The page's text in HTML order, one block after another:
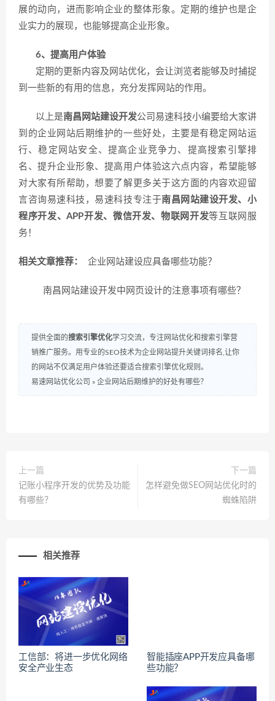
展的动向，进而影响企业的整体形象。定期的维护也是企
业实力的展现，也能够提高企业形象。
6、提高用户体验
定期的更新内容及网站优化，会让浏览者能够及时捕捉
到一些新的有用的信息，充分发挥网站的作用。
以上是南昌网站建设开发公司易速科技小编要给大家讲
到的企业网站后期维护的一些好处，主要是有稳定网站运
行、稳定网站安全、提高企业竞争力、提高搜索引擎排
名、提升企业形象、提高用户体验这六点内容，希望能够
对大家有所帮助，想要了解更多关于这方面的内容欢迎留
言咨询易速科技，易速科技专注于南昌网站建设开发、小
程序开发、APP开发、微信开发、物联网开发等互联网服
务！
相关文章推荐： 企业网站建设应具备哪些功能？
南昌网站建设开发中网页设计的注意事项有哪些？
提供全面的搜索引擎优化学习交流，专注网站优化和搜索引擎营
销推广服务。用专业的SEO技术为企业网站提升关键词排名,让你
的网站不仅满足用户体验还要适合搜索引擎优化规则。
易速网站优化公司 » 企业网站后期维护的好处有哪些？
上一篇
记账小程序开发的优势及功能
有哪些？
下一篇
怎样避免做SEO网站优化时的
蜘蛛陷阱
相关推荐
工信部：将进一步优化网络
安全产业生态
智能插座APP开发应具备哪
些功能？